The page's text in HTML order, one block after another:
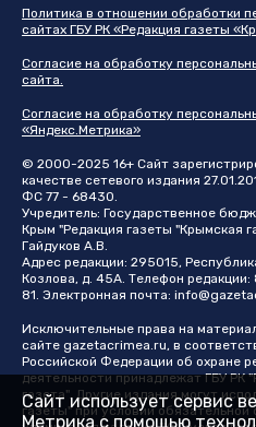
Политика в отношении обработки
сайтах ГБУ РК «Редакция газеты
Согласие на обработку
сайта.
Согласие на обработку
«Яндекс.Метрика»
© 2000-2025 16+ Сайт
качестве сетевого издания
ФС 77 - 68430.
Учредитель: Государственное
Крым "Редакция газеты "Крымская
Гайдуков А.В.
Адрес редакции: 295015,
Козлова, д. 45А. Телефон
81. Электронная почта:
Исключительные права на
сайте gazetacrimea.ru, в
Российской Федерации об охране
деятельности принадлежат ГБУ РК
газета". Другие издания могут
газеты" при условии
Сайт использует сервис
Метрика с помощью